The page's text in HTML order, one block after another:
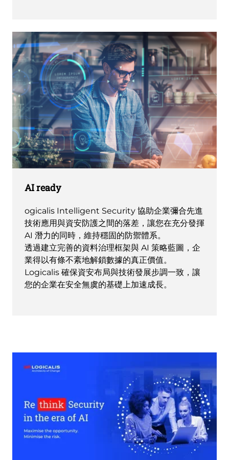
AI ready
ogicalis Intelligent Security 協助企業彌合先進
技術應用與資安防護之間的落差，讓您在充分發揮
AI 潛力的同時，維持穩固的防禦體系。
透過建立完善的資料治理框架與 AI 策略藍圖，企
業得以有條不紊地解鎖數據的真正價值。
Logicalis 確保資安布局與技術發展步調一致，讓
您的企業在安全無虞的基礎上加速成長。